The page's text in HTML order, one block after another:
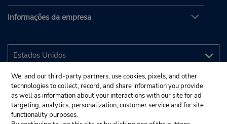
Informações da empresa
We, and our third-party partners, use cookies, pixels, and other
technologies to collect, record, and share information you provide
as well as information about your interactions with our site for ad
targeting, analytics, personalization, customer service and for site
functionality purposes.